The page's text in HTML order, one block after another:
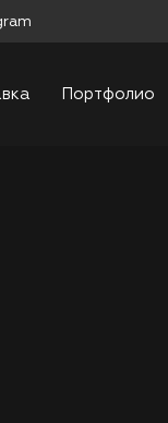
Портфолио